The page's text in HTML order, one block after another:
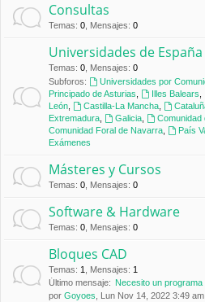
Consultas
Temas: 0 Mensajes: 0
Universidades de España
Temas: 0 Mensajes: 0
Subforos:
Universidades por
Principado de Asturias
Illes Balears
León
Castilla-La Mancha,
Extremadura
Galicia, Comunidad
Comunidad Foral de Navarra
País
Exámenes
Másteres y Cursos
Temas: 0 Mensajes: 0
Software & Hardware
Temas: 0 Mensajes: 0
Bloques CAD
Temas: 1 Mensajes: 1
Último mensaje: Necesito un programa
por Goyoes , Lun Nov 14, 2022 3:49 am